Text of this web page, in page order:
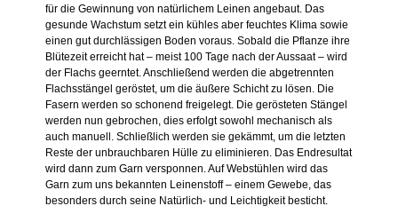
für die Gewinnung von natürlichem Leinen angebaut. Das
gesunde Wachstum setzt ein kühles aber feuchtes Klima sowie
einen gut durchlässigen Boden voraus. Sobald die Pflanze ihre
Blütezeit erreicht hat – meist 100 Tage nach der Aussaat – wird
der Flachs geerntet. Anschließend werden die abgetrennten
Flachsstängel geröstet, um die äußere Schicht zu lösen. Die
Fasern werden so schonend freigelegt. Die gerösteten Stängel
werden nun gebrochen, dies erfolgt sowohl mechanisch als
auch manuell. Schließlich werden sie gekämmt, um die letzten
Reste der unbrauchbaren Hülle zu eliminieren. Das Endresultat
wird dann zum Garn versponnen. Auf Webstühlen wird das
Garn zum uns bekannten Leinenstoff – einem Gewebe, das
besonders durch seine Natürlich- und Leichtigkeit besticht.